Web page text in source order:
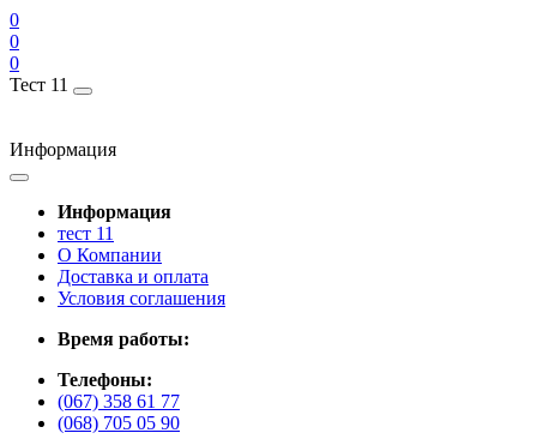
0
0
0
Тест 11
Информация
Информация
тест 11
О Компании
Доставка и оплата
Условия соглашения
Время работы:
Телефоны:
(067) 358 61 77
(068) 705 05 90